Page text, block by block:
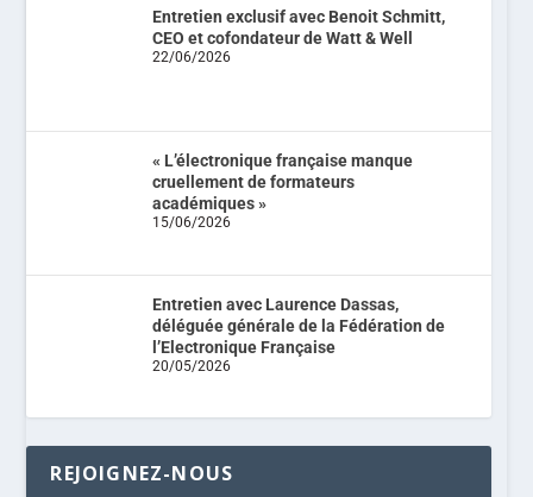
Entretien exclusif avec Benoit Schmitt,
CEO et cofondateur de Watt & Well
22/06/2026
« L’électronique française manque
cruellement de formateurs
académiques »
15/06/2026
Entretien avec Laurence Dassas,
déléguée générale de la Fédération de
l’Electronique Française
20/05/2026
REJOIGNEZ-NOUS